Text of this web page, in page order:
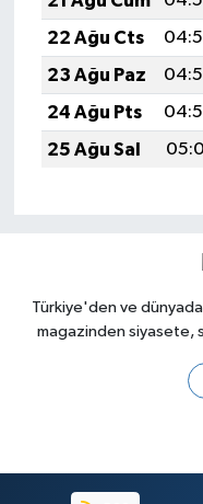
22 Ağu Cts
23 Ağu Paz
24 Ağu Pts
25 Ağu Sal
Türkiye'den ve
magazinden siyasete,